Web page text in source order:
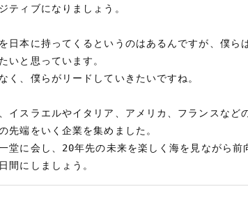
ティブになりましょう。
日本に持ってくるというのはあるんですが、僕ら
いと思っています。
く、僕らがリードしていきたいですね。
イスラエルやイタリア、アメリカ、フランスなど
先端をいく企業を集めました。
堂に会し、20年先の未来を楽しく海を見ながら前